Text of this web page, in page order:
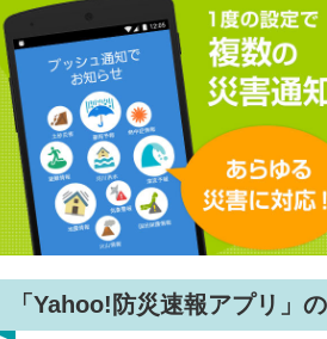
「Yahoo!防災速報アプリ」